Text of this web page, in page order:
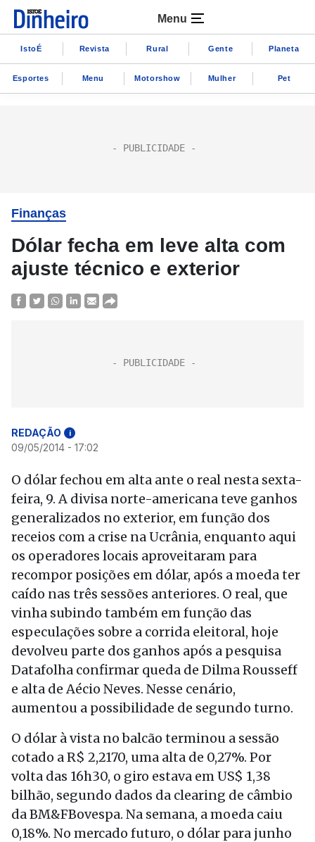
Menu
IstoÉ Revista Rural Gente Planeta
Esportes Menu Motorshow Mulher Pet
Finanças
Dólar fecha em leve alta com
ajuste técnico e exterior
REDAÇÃO i
09/05/2014 - 17:02
O dólar fechou em alta ante o real nesta sexta-
feira, 9. A divisa norte-americana teve ganhos
generalizados no exterior, em função dos
receios com a crise na Ucrânia, enquanto aqui
os operadores locais aproveitaram para
recompor posições em dólar, após a moeda ter
caído nas três sessões anteriores. O real, que
vinha subindo também em função das
especulações sobre a corrida eleitoral, hoje
devolveu parte dos ganhos após a pesquisa
Datafolha confirmar queda de Dilma Rousseff
e alta de Aécio Neves. Nesse cenário,
aumentou a possibilidade de segundo turno.
O dólar à vista no balcão terminou a sessão
cotado a R$ 2,2170, uma alta de 0,27%. Por
volta das 16h30, o giro estava em US$ 1,38
bilhão, segundo dados da clearing de câmbio
da BM&FBovespa. Na semana, a moeda caiu
0,18%. No mercado futuro, o dólar para junho